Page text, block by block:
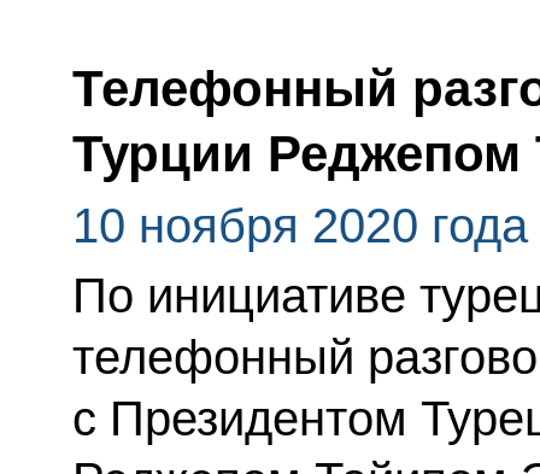
Телефонный
Турции
10 ноября 2020 года
По инициативе
телефонный
с Президентом